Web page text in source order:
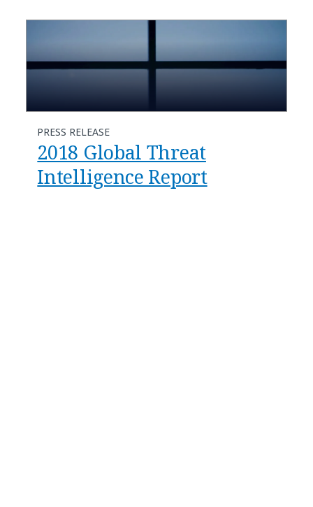
PRESS RELEASE
2018 Global Threat
Intelligence Report